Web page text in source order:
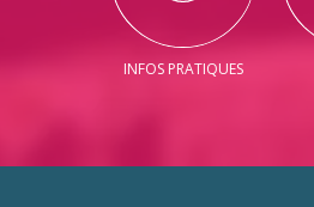
INFOS PRATIQUES